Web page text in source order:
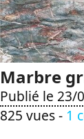
Marbre
Publié le 23/
825 vues - 1